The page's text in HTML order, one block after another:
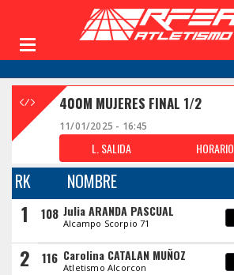
400M MUJERES FINAL 1/2
11/01/2025 - 16:45
L. SALIDA HORARIO
RK NOMBRE
1 108 Julia ARANDA PASCUAL
Alcampo Scorpio 71
2 116 Carolina CATALAN MUÑOZ
Atletismo Alcorcon